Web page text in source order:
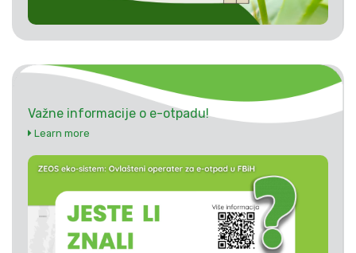
Važne informacije o e-otpadu!
Learn more